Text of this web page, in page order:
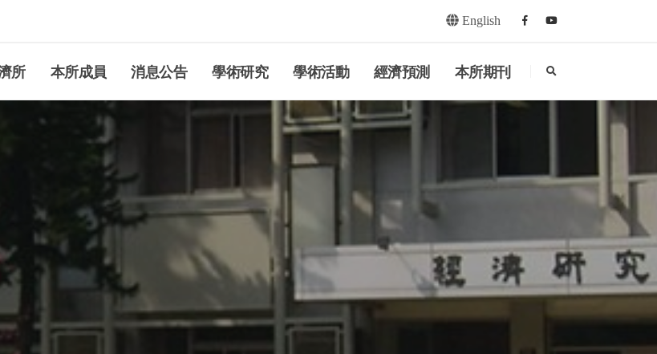
English Facebookyoutube
所 本所成員 消息公告 學術研究 學術活動 經濟預測 本所期刊 search